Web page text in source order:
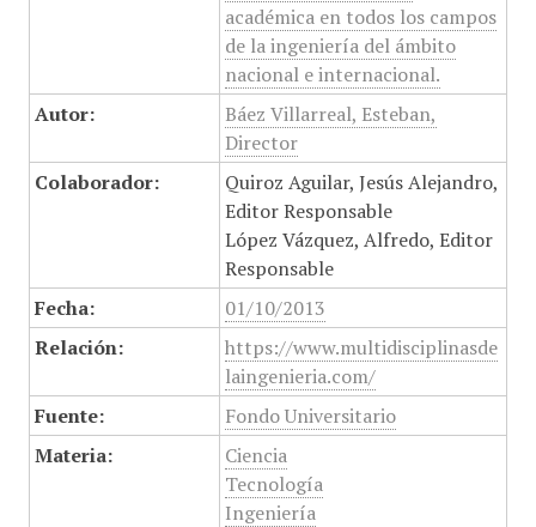
académica en todos los campos
de la ingeniería del ámbito
nacional e internacional.
Autor:
Báez Villarreal, Esteban,
Director
Colaborador:
Quiroz Aguilar, Jesús Alejandro,
Editor Responsable
López Vázquez, Alfredo, Editor
Responsable
Fecha:
01/10/2013
Relación:
https://www.multidisciplinasde
laingenieria.com/
Fuente:
Fondo Universitario
Materia:
Ciencia
Tecnología
Ingeniería